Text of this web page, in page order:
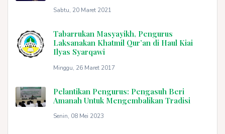
Sabtu, 20 Maret 2021
Tabarrukan Masyayikh, Pengurus
Laksanakan Khatmil Qur’an di Haul Kiai
Ilyas Syarqawi
Minggu, 26 Maret 2017
Pelantikan Pengurus: Pengasuh Beri
Amanah Untuk Mengembalikan Tradisi
Senin, 08 Mei 2023